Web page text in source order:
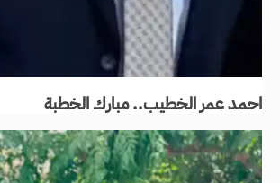
احمد عمر الخطيب.. مبارك الخطبة